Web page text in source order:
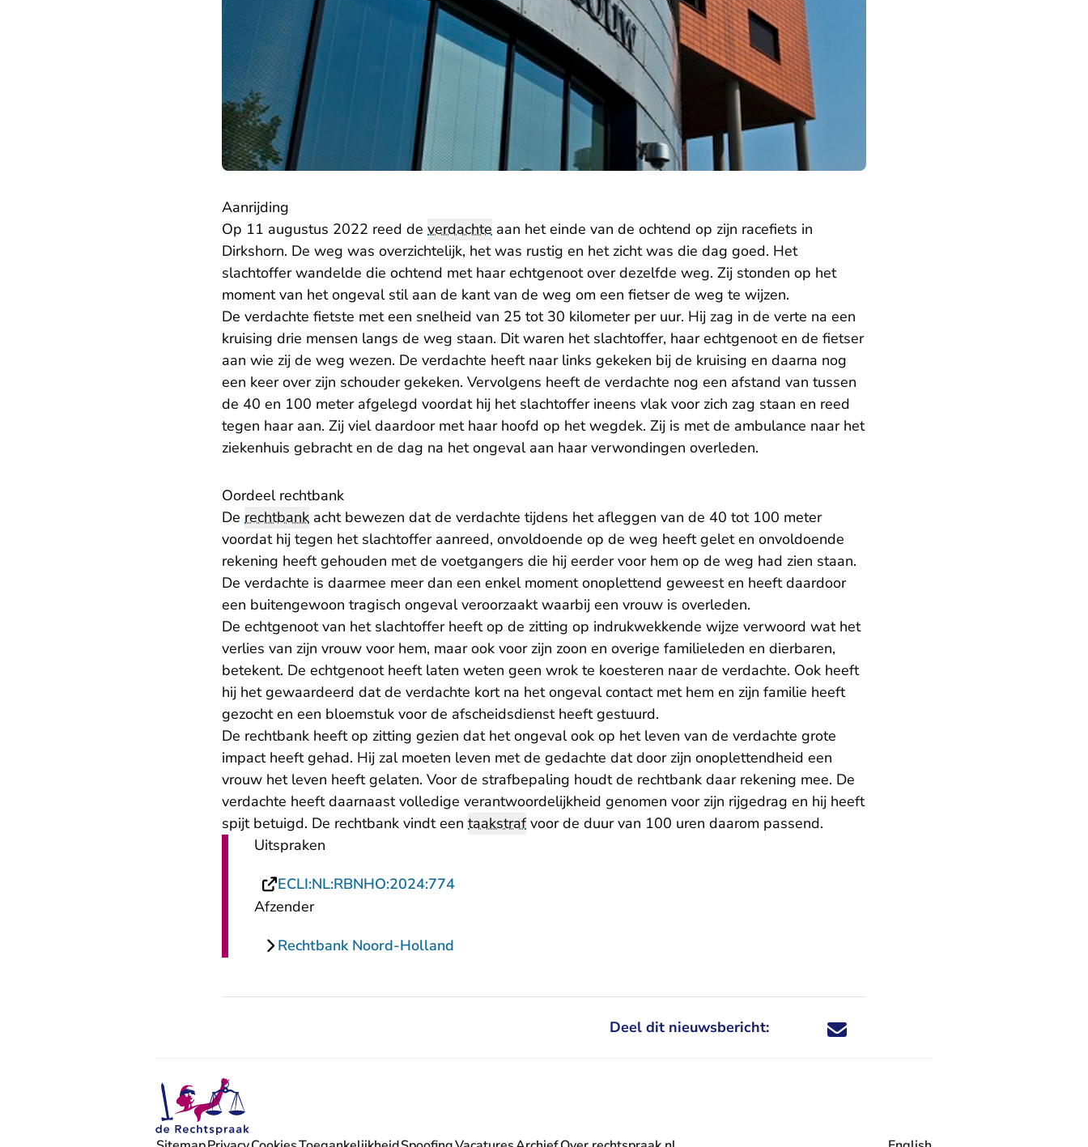
Aanrijding
Op 11 augustus 2022 reed de verdachte aan het einde van de ochtend op zijn racefiets in
Dirkshorn. De weg was overzichtelijk, het was rustig en het zicht was die dag goed. Het
slachtoffer wandelde die ochtend met haar echtgenoot over dezelfde weg. Zij stonden op het
moment van het ongeval stil aan de kant van de weg om een fietser de weg te wijzen.
De verdachte fietste met een snelheid van 25 tot 30 kilometer per uur. Hij zag in de verte na een
kruising drie mensen langs de weg staan. Dit waren het slachtoffer, haar echtgenoot en de fietser
aan wie zij de weg wezen. De verdachte heeft naar links gekeken bij de kruising en daarna nog
een keer over zijn schouder gekeken. Vervolgens heeft de verdachte nog een afstand van tussen
de 40 en 100 meter afgelegd voordat hij het slachtoffer ineens vlak voor zich zag staan en reed
tegen haar aan. Zij viel daardoor met haar hoofd op het wegdek. Zij is met de ambulance naar het
ziekenhuis gebracht en de dag na het ongeval aan haar verwondingen overleden.
Oordeel rechtbank
De rechtbank acht bewezen dat de verdachte tijdens het afleggen van de 40 tot 100 meter
voordat hij tegen het slachtoffer aanreed, onvoldoende op de weg heeft gelet en onvoldoende
rekening heeft gehouden met de voetgangers die hij eerder voor hem op de weg had zien staan.
De verdachte is daarmee meer dan een enkel moment onoplettend geweest en heeft daardoor
een buitengewoon tragisch ongeval veroorzaakt waarbij een vrouw is overleden.
De echtgenoot van het slachtoffer heeft op de zitting op indrukwekkende wijze verwoord wat het
verlies van zijn vrouw voor hem, maar ook voor zijn zoon en overige familieleden en dierbaren,
betekent. De echtgenoot heeft laten weten geen wrok te koesteren naar de verdachte. Ook heeft
hij het gewaardeerd dat de verdachte kort na het ongeval contact met hem en zijn familie heeft
gezocht en een bloemstuk voor de afscheidsdienst heeft gestuurd.
De rechtbank heeft op zitting gezien dat het ongeval ook op het leven van de verdachte grote
impact heeft gehad. Hij zal moeten leven met de gedachte dat door zijn onoplettendheid een
vrouw het leven heeft gelaten. Voor de strafbepaling houdt de rechtbank daar rekening mee. De
verdachte heeft daarnaast volledige verantwoordelijkheid genomen voor zijn rijgedrag en hij heeft
spijt betuigd. De rechtbank vindt een taakstrafvoor de duur van 100 uren daarom passend.
Uitspraken
ECLI:NL:RBNHO:2024:774- U verlaat Rechtspraak.nl
Afzender
Rechtbank Noord-Holland
Deel dit nieuwsbericht: Deel dit nieuwsbericht via X - U verlaat
Deel dit nieuwsbericht via Facebook - U
Deel dit nieuwsbericht via e-mail
Deel dit nieuwsbericht via LinkedIn - U